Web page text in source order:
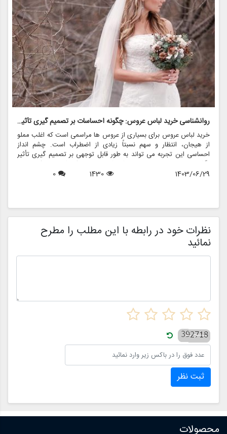
روانشناسی خرید لباس عروس: چگونه احساسات بر تصمیم گیری تأثیر می گذارد
خرید لباس عروس برای بسیاری از عروس ها مراسمی است که اغلب مملو
از هیجان، انتظار و سهم نسبتاً زیادی از اضطراب است. چشم انداز
احساسی این تجربه می تواند به طور قابل توجهی بر تصمیم گیری تأثیر
بگذارد و منجر به انتخاب هایی شود که نه تنها سبک شخصی بلکه عوامل
روانی عمیق تری را نیز منعکس می کند. در این مقاله، روانشناسی خرید
1403/06/29
1430
0
نظرات خود در رابطه با این مطلب را مطرح
نمائید
ثبت نظر
محصولات